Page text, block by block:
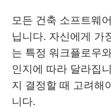
모든 건축 소프트웨
닙니다. 자신에게 가
는 특정 워크플로우
인지에 따라 달라집
지 결정할 때 고려해
니다.